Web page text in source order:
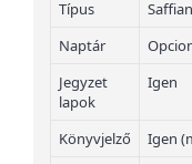
Típus
Naptár
Jegyzet
lapok
Igen
Könyvjelző
Igen